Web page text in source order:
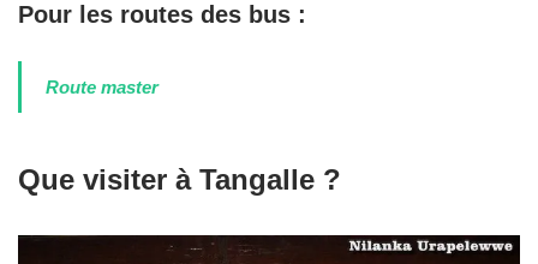
Pour les routes des bus :
Route master
Que visiter à Tangalle ?